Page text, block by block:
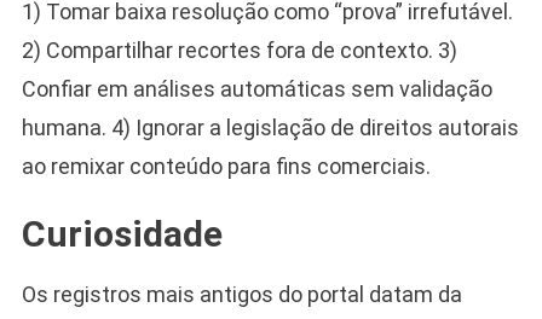
1) Tomar baixa resolução como “prova” irrefutável.
2) Compartilhar recortes fora de contexto. 3)
Confiar em análises automáticas sem validação
humana. 4) Ignorar a legislação de direitos autorais
ao remixar conteúdo para fins comerciais.
Curiosidade
Os registros mais antigos do portal datam da